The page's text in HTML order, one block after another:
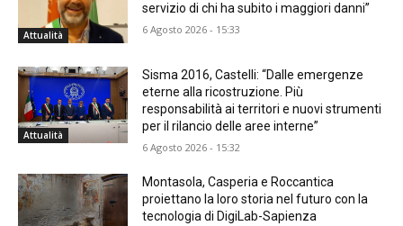
Attualità
servizio di chi ha subito i maggiori danni”
6 Agosto 2026 - 15:33
Attualità
Sisma 2016, Castelli: “Dalle emergenze
eterne alla ricostruzione. Più
responsabilità ai territori e nuovi strumenti
per il rilancio delle aree interne”
6 Agosto 2026 - 15:32
Montasola, Casperia e Roccantica
proiettano la loro storia nel futuro con la
tecnologia di DigiLab-Sapienza